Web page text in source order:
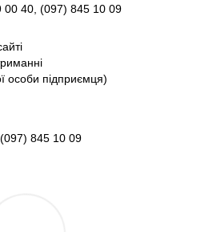
00 40, (097) 845 10 09
особи підприємця)
(097) 845 10 09